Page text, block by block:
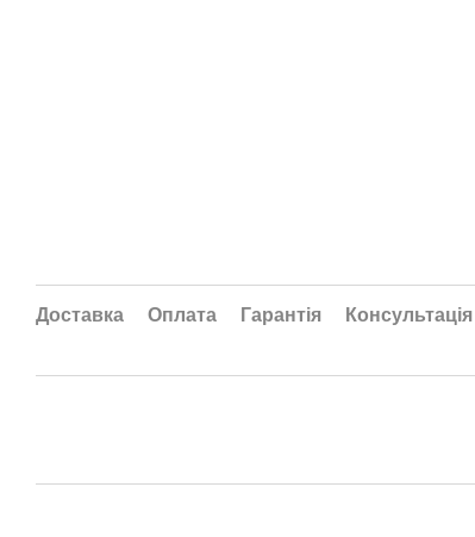
Доставка Оплата Гарантія Консультація